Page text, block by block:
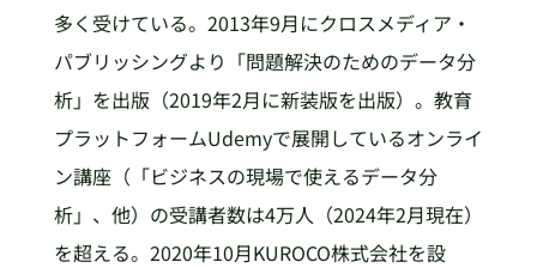
多く受けている。2013年9月にクロスメディア・
パブリッシングより「問題解決のためのデータ分
析」を出版（2019年2月に新装版を出版）。教育
プラットフォームUdemyで展開しているオンライ
ン講座（「ビジネスの現場で使えるデータ分
析」、他）の受講者数は4万人（2024年2月現在）
を超える。2020年10月KUROCO株式会社を設